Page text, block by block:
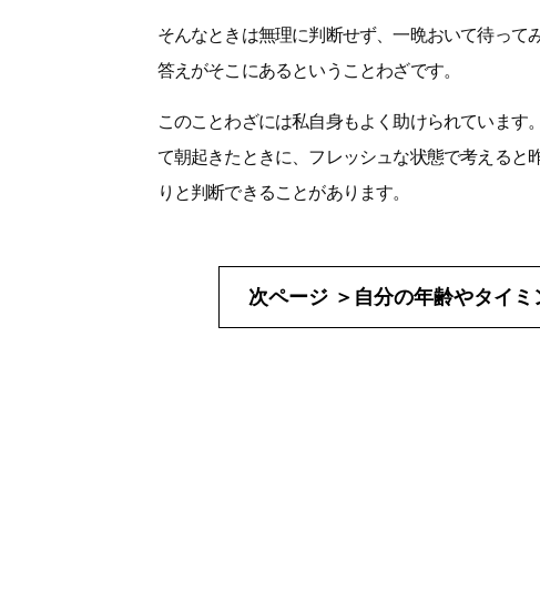
そんなときは無理に判断せず、一晩おいて待っ
答えがそこにあるということわざです。
このことわざには私自身もよく助けられていま
て朝起きたときに、フレッシュな状態で考えると
りと判断できることがあります。
次ページ ＞ 自分の年齢やタイ